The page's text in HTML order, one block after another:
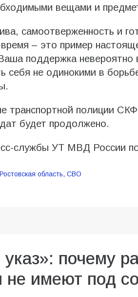
вещами и
самоотверженность и
– это пример
поддержка невероятно
себя не одинокими в
транспортной полиции
будет продолжено.
службы УТ МВД России
Ростовская область, СВО
почему
не имеют под